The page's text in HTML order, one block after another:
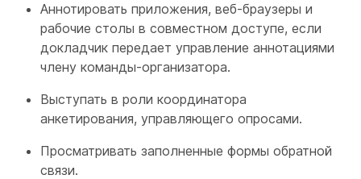
Аннотировать приложения, веб-браузеры и
рабочие столы в совместном доступе, если
докладчик передает управление аннотациями
члену команды-организатора.
Выступать в роли координатора
анкетирования, управляющего опросами.
Просматривать заполненные формы обратной
связи.